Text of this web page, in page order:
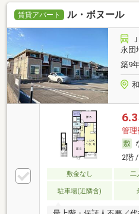
賃貸アパート ル・ボヌール
永団
築9
管理
2階 /
敷金なし 二
駐車場(近隣含)